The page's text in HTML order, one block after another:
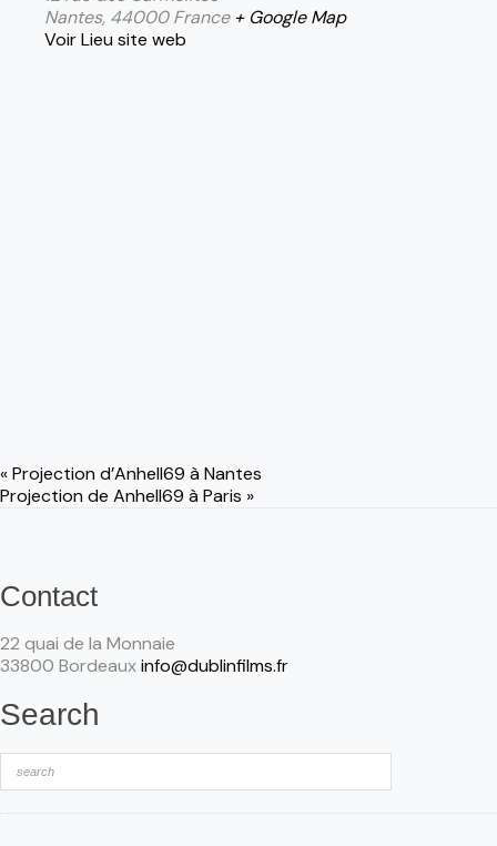
Nantes, 44000 France + Google Map
Voir Lieu site web
«Projection d’Anhell69 à Nantes
Projection de Anhell69 à Paris »
Contact
22 quai de la Monnaie
33800 Bordeauxinfo@dublinfilms.fr
Search